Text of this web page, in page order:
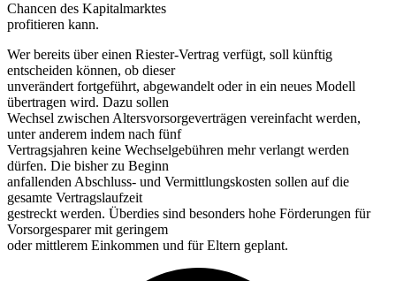
Chancen des Kapitalmarktes
profitieren kann.
Wer bereits über einen Riester-Vertrag verfügt, soll künftig
entscheiden können, ob dieser
unverändert fortgeführt, abgewandelt oder in ein neues Modell
übertragen wird. Dazu sollen
Wechsel zwischen Altersvorsorgeverträgen vereinfacht werden,
unter anderem indem nach fünf
Vertragsjahren keine Wechselgebühren mehr verlangt werden
dürfen. Die bisher zu Beginn
anfallenden Abschluss- und Vermittlungskosten sollen auf die
gesamte Vertragslaufzeit
gestreckt werden. Überdies sind besonders hohe Förderungen für
Vorsorgesparer mit geringem
oder mittlerem Einkommen und für Eltern geplant.